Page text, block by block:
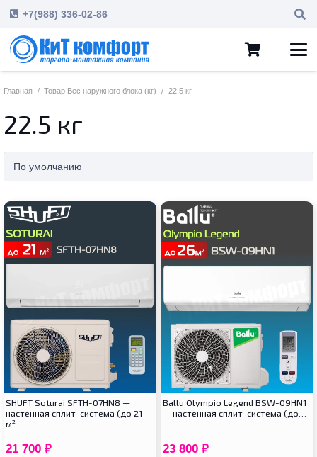
+7(988) 336-02-86
Главная / Товар Вес наружного блока (кг) / 22.5 кг
22.5 кг
SHUFT Soturai SFTH-07HN8 —
настенная сплит-система (до 21
м²…
21 700 ₽
Ballu Olympio Legend BSW-09HN1
— настенная сплит-система (до…
23 800 ₽